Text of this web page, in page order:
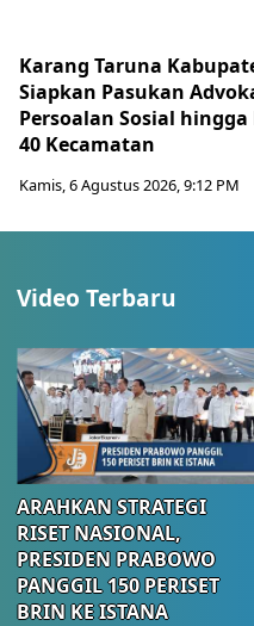
Karang Taruna
Siapkan Pasukan
Persoalan Sosial
40 Kecamatan
Kamis, 6 Agustus 2026, 9:12 PM
Video Terbaru
ARAHKAN STRATEGI
RISET NASIONAL,
PRESIDEN PRABOWO
PANGGIL 150 PERISET
BRIN KE ISTANA